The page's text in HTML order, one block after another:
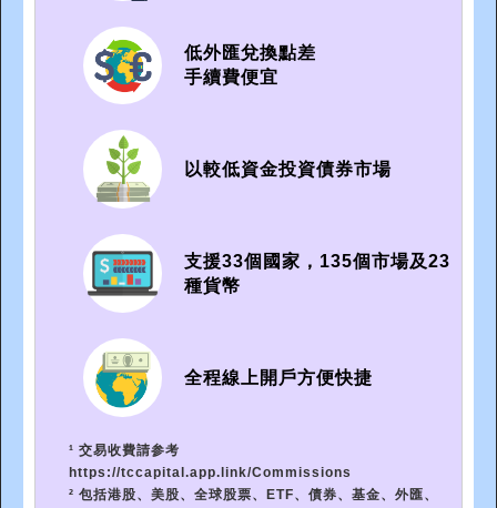
低外匯兌換點差
手續費便宜
以較低資金投資債券市場
支援33個國家，135個市場及23
種貨幣
全程線上開戶方便快捷
¹ 交易收費請参考
https://tccapital.app.link/Commissions
² 包括港股、美股、全球股票、ETF、債券、基金、外匯、